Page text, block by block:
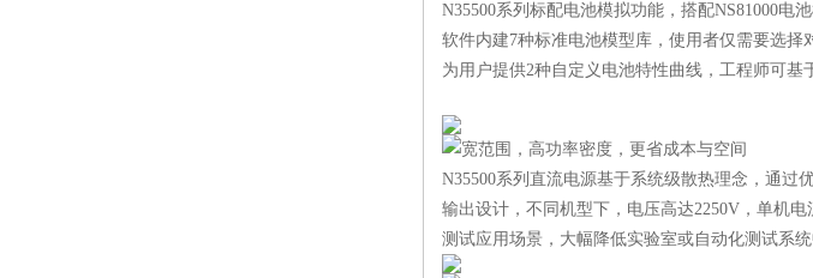
N35500系列标配电池模拟功能，搭配NS81000电
软件内建7种标准电池模型库，使用者仅需要选
为用户提供2种自定义电池特性曲线，工程师可基
宽范围，高功率密度，更省成本与空间
N35500系列直流电源基于系统级散热理念，通过
输出设计，不同机型下， 电压高达2250V，单机电
测试应用场景，大幅降低实验室或自动化测试系